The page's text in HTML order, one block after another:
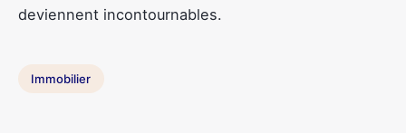
deviennent incontournables.
Immobilier